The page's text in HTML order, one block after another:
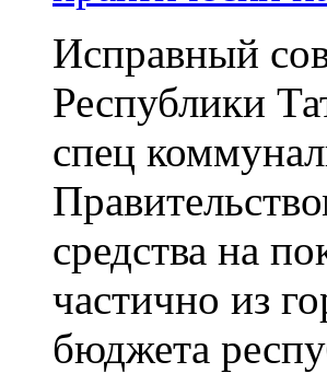
Исправный
Республики
спец
средства на
частично из
бюджета